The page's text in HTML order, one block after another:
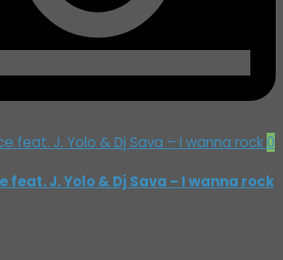
0
feat. J. Yolo & Dj Sava – I wanna rock